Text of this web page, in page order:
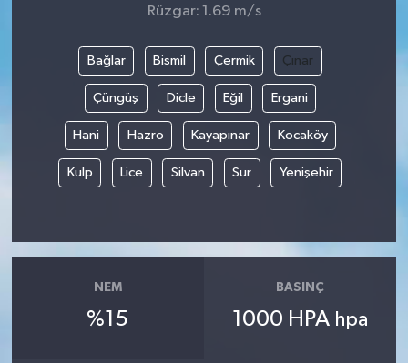
Rüzgar: 1.69 m/s
Bağlar Bismil Çermik Çınar
Çüngüş Dicle Eğil Ergani
Hani Hazro Kayapınar Kocaköy
Kulp Lice Silvan Sur Yenişehir
NEM
%15
BASINÇ
1000 HPA hpa